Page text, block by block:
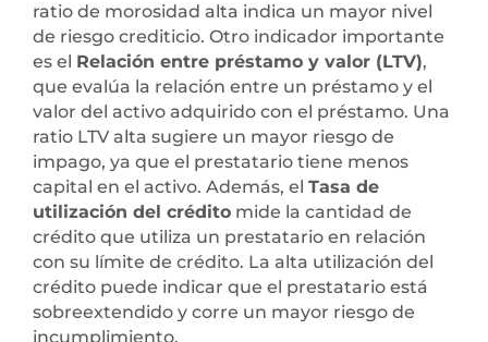
ratio de morosidad alta indica un mayor nivel
de riesgo crediticio. Otro indicador importante
es el Relación entre préstamo y valor (LTV),
que evalúa la relación entre un préstamo y el
valor del activo adquirido con el préstamo. Una
ratio LTV alta sugiere un mayor riesgo de
impago, ya que el prestatario tiene menos
capital en el activo. Además, el Tasa de
utilización del crédito mide la cantidad de
crédito que utiliza un prestatario en relación
con su límite de crédito. La alta utilización del
crédito puede indicar que el prestatario está
sobreextendido y corre un mayor riesgo de
incumplimiento.